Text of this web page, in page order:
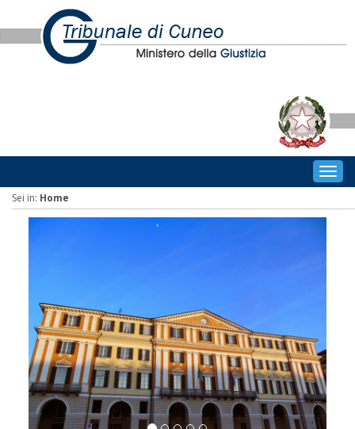
Sei in: Home